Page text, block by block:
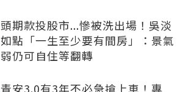
頭期款投股市...慘被洗出場！吳淡
如點「一生至少要有間房」：景氣
弱仍可自住等翻轉
青安3.0有3年不必急搶上車！專